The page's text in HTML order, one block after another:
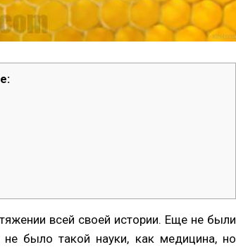
всей своей истории. Еще не были
было такой науки, как медицина, но